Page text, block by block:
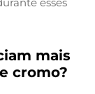
mais
cromo?